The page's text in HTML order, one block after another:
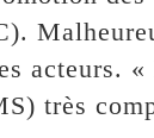
acteurs.
très